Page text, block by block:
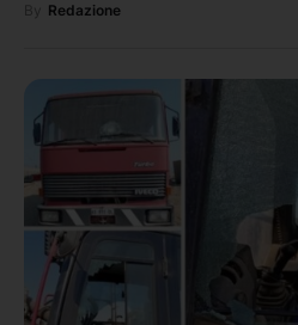
Redazione